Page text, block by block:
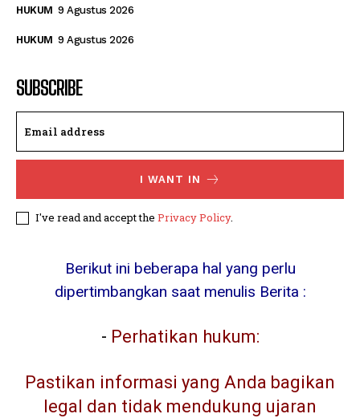
HUKUM 9 Agustus 2026
HUKUM 9 Agustus 2026
SUBSCRIBE
I WANT IN
I've read and accept the Privacy Policy.
Berikut ini beberapa hal yang perlu
dipertimbangkan saat menulis Berita :
- Perhatikan hukum:
Pastikan informasi yang Anda bagikan
legal dan tidak mendukung ujaran